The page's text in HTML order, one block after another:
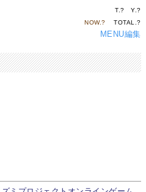
T.? Y.?
NOW.? TOTAL.?
MENU編集